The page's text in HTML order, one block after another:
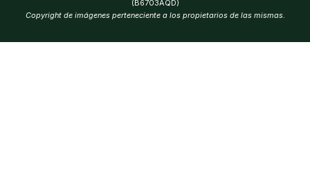
(B6703AQD)
Copyright de imágenes perteneciente a los propietarios de las mismas.